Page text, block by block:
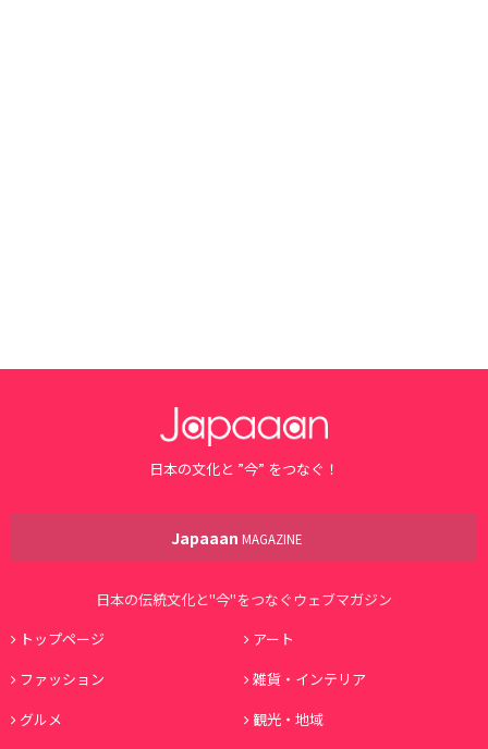
日本の文化と ”今” をつなぐ！
Japaaan MAGAZINE
日本の伝統文化と"今"をつなぐウェブマガジン
トップページ
アート
ファッション
雑貨・インテリア
グルメ
観光・地域